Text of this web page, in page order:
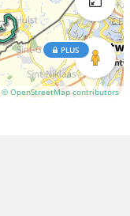
© OpenStreetMap contributors
PLUS